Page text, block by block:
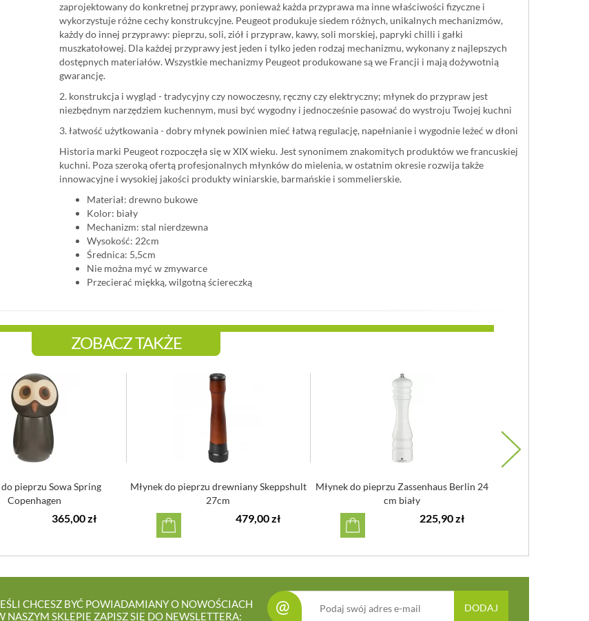
zaprojektowany do konkretnej przyprawy, ponieważ każda przyprawa ma inne właściwości fizyczne i
wykorzystuje różne cechy konstrukcyjne. Peugeot produkuje siedem różnych, unikalnych mechanizmów,
każdy do innej przyprawy: pieprzu, soli, ziół i przypraw, kawy, soli morskiej, papryki chilli i gałki
muszkatołowej. Dla każdej przyprawy jest jeden i tylko jeden rodzaj mechanizmu, wykonany z najlepszych
dostępnych materiałów. Wszystkie mechanizmy Peugeot produkowane są we Francji i mają dożywotnią
gwarancję.
2. konstrukcja i wygląd - tradycyjny czy nowoczesny, ręczny czy elektryczny; młynek do przypraw jest
niezbędnym narzędziem kuchennym, musi być wygodny i jednocześnie pasować do wystroju Twojej kuchni
3. łatwość użytkowania - dobry młynek powinien mieć łatwą regulację, napełnianie i wygodnie leżeć w dłoni
Historia marki Peugeot rozpoczęła się w XIX wieku. Jest synonimem znakomitych produktów we francuskiej
kuchni. Poza szeroką ofertą profesjonalnych młynków do mielenia, w ostatnim okresie rozwija także
innowacyjne i wysokiej jakości produkty winiarskie, barmańskie i sommelierskie.
Materiał: drewno bukowe
Kolor: biały
Mechanizm: stal nierdzewna
Wysokość: 22cm
Średnica: 5,5cm
Nie można myć w zmywarce
Przecierać miękką, wilgotną ściereczką
ZOBACZ TAKŻE
do pieprzu Sowa Spring
Copenhagen
365,00 zł
Młynek do pieprzu drewniany Skeppshult
27cm
479,00 zł
Młynek do pieprzu Zassenhaus Berlin 24
cm biały
225,90 zł
CHCESZ BYĆ POWIADAMIANY O NOWOŚCIACH
NASZYM SKLEPIE ZAPISZ SIĘ DO NEWSLETTERA:
@ DODAJ